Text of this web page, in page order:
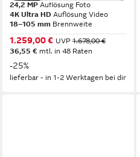
24,2 MP Auflösung Foto
4K Ultra HD Auflösung Video
18–105 mm Brennweite
1.259,00 € UVP 1.678,00 €
36,55 € mtl. in 48 Raten
-25%
lieferbar - in 1-2 Werktagen bei dir